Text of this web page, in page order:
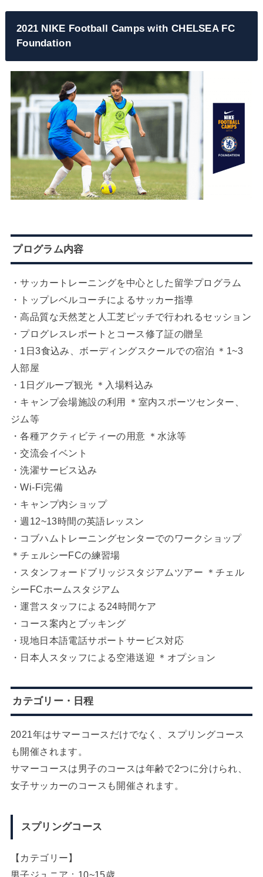
2021 NIKE Football Camps with CHELSEA FC
Foundation
プログラム内容
・サッカートレーニングを中心とした留学プログラム
・トップレベルコーチによるサッカー指導
・高品質な天然芝と人工芝ピッチで行われるセッション
・プログレスレポートとコース修了証の贈呈
・1日3食込み、ボーディングスクールでの宿泊 ＊1~3
人部屋
・1日グループ観光 ＊入場料込み
・キャンプ会場施設の利用 ＊室内スポーツセンター、
ジム等
・各種アクティビティーの用意 ＊水泳等
・交流会イベント
・洗濯サービス込み
・Wi-Fi完備
・キャンプ内ショップ
・週12~13時間の英語レッスン
・コブハムトレーニングセンターでのワークショップ
＊チェルシーFCの練習場
・スタンフォードブリッジスタジアムツアー ＊チェル
シーFCホームスタジアム
・運営スタッフによる24時間ケア
・コース案内とブッキング
・現地日本語電話サポートサービス対応
・日本人スタッフによる空港送迎 ＊オプション
カテゴリー・日程
2021年はサマーコースだけでなく、スプリングコース
も開催されます。
サマーコースは男子のコースは年齢で2つに分けられ、
女子サッカーのコースも開催されます。
スプリングコース
【カテゴリー】
男子ジュニア：10~15歳